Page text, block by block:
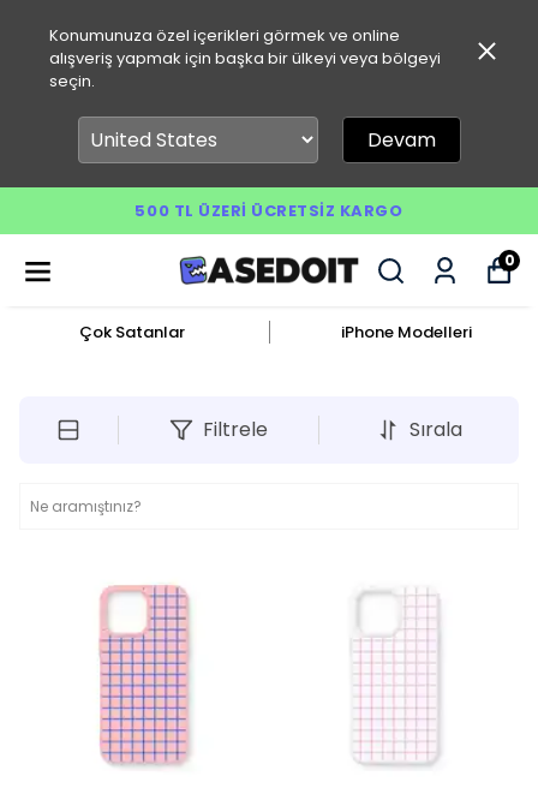
Konumunuza özel içerikleri görmek ve online
alışveriş yapmak için başka bir ülkeyi veya bölgeyi
seçin.
Devam
500 TL ÜZERI ÜCRETSIZ KARGO
0
Çok Satanlar iPhone Modelleri
Filtrele Sırala